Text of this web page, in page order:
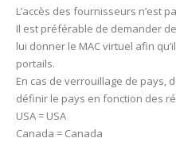
L’accès des fournisseurs n’est
Il est préférable de demander
lui donner le MAC virtuel afin
portails.
En cas de verrouillage de pays,
définir le pays en fonction des
USA = USA
Canada = Canada